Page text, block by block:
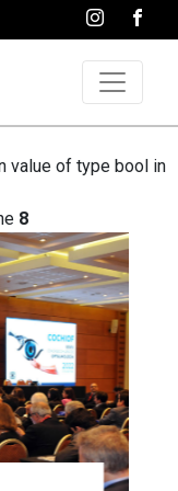
value of type bool in
8